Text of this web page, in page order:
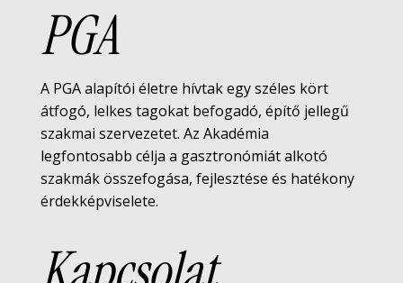
PGA
A PGA alapítói életre hívtak egy széles kört
átfogó, lelkes tagokat befogadó, építő jellegű
szakmai szervezetet. Az Akadémia
legfontosabb célja a gasztronómiát alkotó
szakmák összefogása, fejlesztése és hatékony
érdekképviselete.